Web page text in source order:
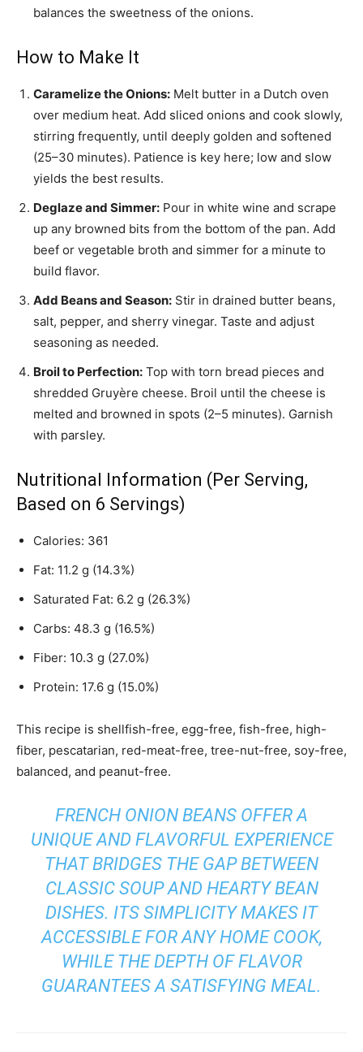
balances the sweetness of the onions.
How to Make It
Caramelize the Onions: Melt butter in a Dutch oven
over medium heat. Add sliced onions and cook slowly,
stirring frequently, until deeply golden and softened
(25–30 minutes). Patience is key here; low and slow
yields the best results.
Deglaze and Simmer: Pour in white wine and scrape
up any browned bits from the bottom of the pan. Add
beef or vegetable broth and simmer for a minute to
build flavor.
Add Beans and Season: Stir in drained butter beans,
salt, pepper, and sherry vinegar. Taste and adjust
seasoning as needed.
Broil to Perfection: Top with torn bread pieces and
shredded Gruyère cheese. Broil until the cheese is
melted and browned in spots (2–5 minutes). Garnish
with parsley.
Nutritional Information (Per Serving,
Based on 6 Servings)
Calories: 361
Fat: 11.2 g (14.3%)
Saturated Fat: 6.2 g (26.3%)
Carbs: 48.3 g (16.5%)
Fiber: 10.3 g (27.0%)
Protein: 17.6 g (15.0%)
This recipe is shellfish-free, egg-free, fish-free, high-
fiber, pescatarian, red-meat-free, tree-nut-free, soy-free,
balanced, and peanut-free.
FRENCH ONION BEANS OFFER A
UNIQUE AND FLAVORFUL EXPERIENCE
THAT BRIDGES THE GAP BETWEEN
CLASSIC SOUP AND HEARTY BEAN
DISHES. ITS SIMPLICITY MAKES IT
ACCESSIBLE FOR ANY HOME COOK,
WHILE THE DEPTH OF FLAVOR
GUARANTEES A SATISFYING MEAL.